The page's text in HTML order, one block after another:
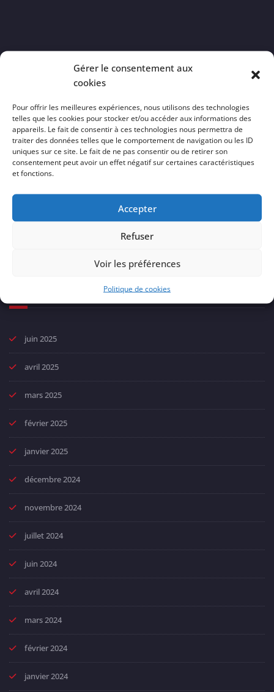
Gérer le consentement aux
cookies
Pour offrir les meilleures expériences, nous utilisons des technologies
telles que les cookies pour stocker et/ou accéder aux informations des
appareils. Le fait de consentir à ces technologies nous permettra de
traiter des données telles que le comportement de navigation ou les ID
uniques sur ce site. Le fait de ne pas consentir ou de retirer son
consentement peut avoir un effet négatif sur certaines caractéristiques
et fonctions.
Accepter
Refuser
Voir les préférences
Politique de cookies
L M M J V S
D
2
3 4 5 6 7
10 12
15
26
juin 2025
avril 2025
mars 2025
février 2025
janvier 2025
décembre 2024
novembre 2024
juillet 2024
juin 2024
avril 2024
mars 2024
février 2024
janvier 2024